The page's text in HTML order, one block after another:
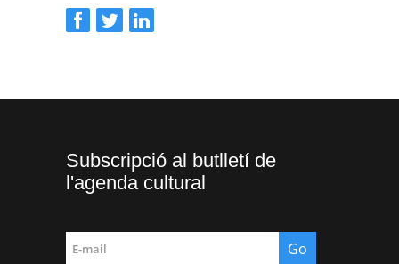
Subscripció al butlletí de
l'agenda cultural